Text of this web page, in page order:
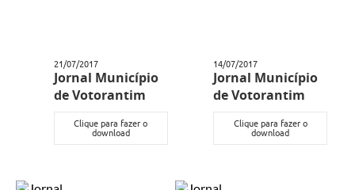
21/07/2017
Jornal Município
de Votorantim
Clique para fazer o
download
14/07/2017
Jornal Município
de Votorantim
Clique para fazer o
download